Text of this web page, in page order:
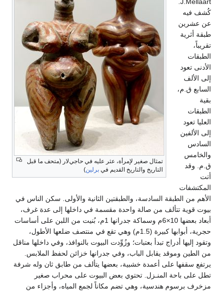
تمثال صغير لإمرأة، عثر عليه في حاجي‌لار (متحف ما قبل
التاريخ والتاريخ القديم في برلين)
السادسة، والطبقتين الثانية والأولى. سكن الناس في
تتألف من صالة واحدة مقسمة في داخلها إلى عدة غرف،
أبعاد بعضها 10×6م وسماكة جدرانها 1م، بُنيت من اللبن على أساسات
حجرية، أبوابها كبيرة (1.5م) وهي تقع في منتصف ضلعها الأطول،
أدراج تبدأ بعتبات؛ وزُوِّدت البيوت بالنوافذ، وفي داخلها مناقل
يقابل الباب، وفي جدرانها خزائن لحفظ الملابس.
على أعمدة خشبية، بعضها يتألف من طابق ثان وله شرفة
المنـزل. تحتوي بعض البيوت على محراب صغير
هندسية، وهي تضم مكاناً لجمع المياه، وأجزاء من